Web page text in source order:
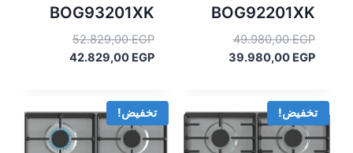
BOG92201XK
49.980,00EGP
السعر
الأصلي39.980,00 EGP
السعر
39.980,00 EGP.
BOG93201XK
52.829,00EGP
السعر
الأصلي42.829,00 EGP
السعر
42.829,00 EGP.
تخفيض! تخفيض!